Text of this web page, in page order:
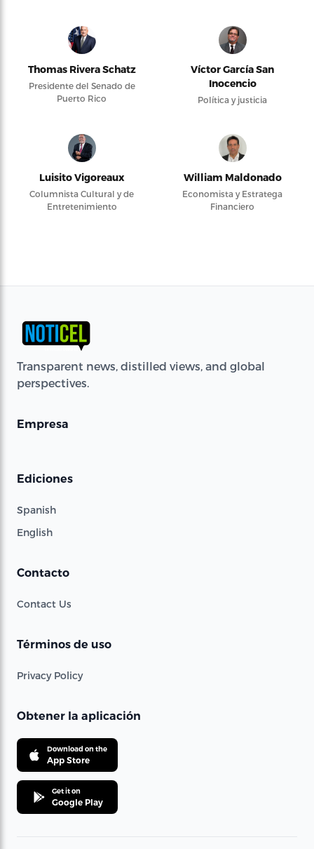
Thomas Rivera Schatz
Presidente del Senado de
Puerto Rico
Víctor García San
Inocencio
Política y justicia
Luisito Vigoreaux
Columnista Cultural y de
Entretenimiento
William Maldonado
Economista y Estratega
Financiero
Transparent news, distilled views, and global
perspectives.
Empresa
Ediciones
Spanish
English
Contacto
Contact Us
Términos de uso
Privacy Policy
Obtener la aplicación
Download on the
App Store
Get it on
Google Play